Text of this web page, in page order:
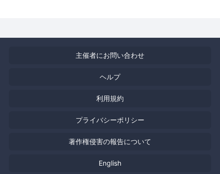
主催者にお問い合わせ
ヘルプ
利用規約
プライバシーポリシー
著作権侵害の報告について
English